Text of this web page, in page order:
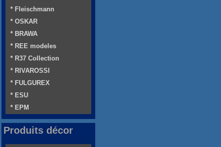
* Fleischmann
* OSKAR
* BRAWA
* REE modeles
* R37 Collection
* RIVAROSSI
* FULGUREX
* ESU
* EPM
Produits décor